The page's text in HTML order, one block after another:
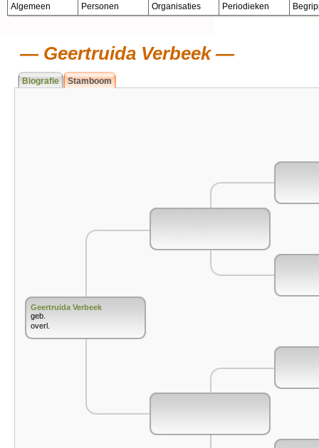
Algemeen Personen Organisaties Periodieken
Geertruida Verbeek
Biografie Stamboom
Geertruida Verbeek
geb.
overl.